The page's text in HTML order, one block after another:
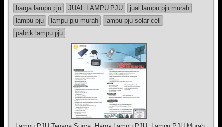
harga lampu pju JUAL LAMPU PJU
jual lampu pju murah
lampu pju
lampu pju murah
lampu pju solar cell
pabrik lampu pju